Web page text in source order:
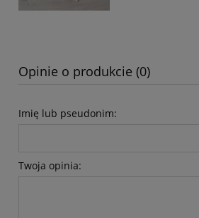
Opinie o produkcie (0)
Imię lub pseudonim:
Twoja opinia: